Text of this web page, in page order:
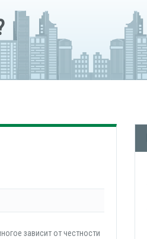
зависит от честности